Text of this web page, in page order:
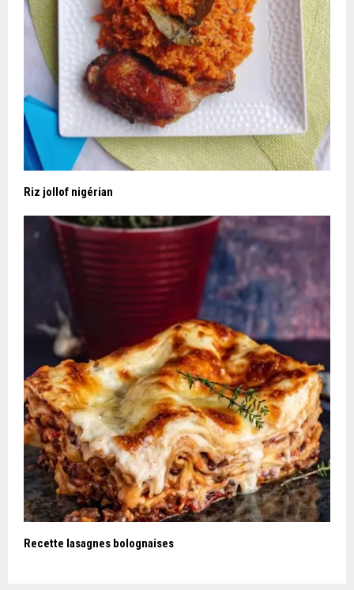
Riz jollof nigérian
Recette lasagnes bolognaises